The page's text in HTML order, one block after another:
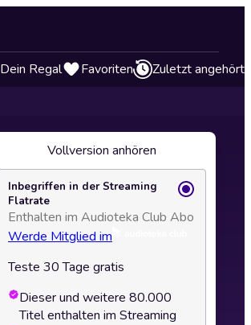
Dein Regal Favoriten Zuletzt angehört
Vollversion anhören
Inbegriffen in der Streaming
Flatrate
Enthalten im Audioteka Club Abo
Werde Mitglied im
Teste 30 Tage gratis
Dieser und weitere 80.000
Titel enthalten im Streaming